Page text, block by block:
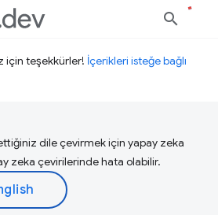
için teşekkürler! İçerikleri isteğe bağlı
dile çevirmek için yapay zeka
zeka çevirilerinde hata olabilir.